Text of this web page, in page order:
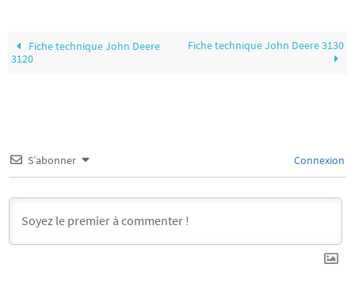
Fiche technique John Deere
3120
Fiche technique John Deere 3130
S’abonner Connexion